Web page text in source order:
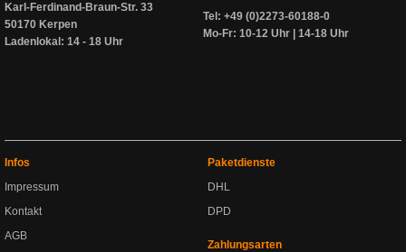
Karl-Ferdinand-Braun-Str. 33
50170 Kerpen
Ladenlokal: 14 - 18 Uhr
Tel: +49 (0)2273-60188-0
Mo-Fr: 10-12 Uhr | 14-18 Uhr
Infos
Impressum
Kontakt
AGB
Paketdienste
DHL
DPD
Zahlungsarten